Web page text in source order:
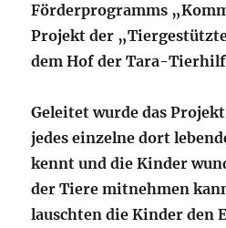
Förderprogramms
Projekt der
dem Hof der Tara-
Geleitet wurde das
jedes einzelne dort
kennt und die Kinder
der Tiere mitnehmen
lauschten die Kinder den